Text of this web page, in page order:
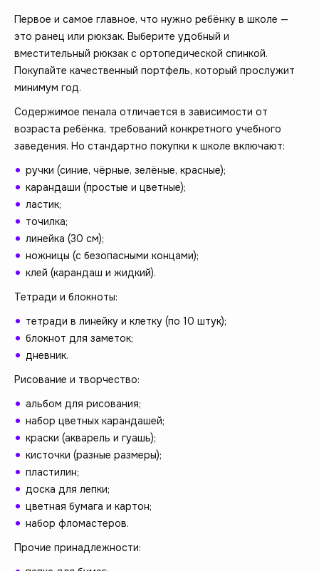
Первое и самое главное, что нужно ребёнку в школе —
это ранец или рюкзак. Выберите удобный и
вместительный рюкзак с ортопедической спинкой.
Покупайте качественный портфель, который прослужит
минимум год.
Содержимое пенала отличается в зависимости от
возраста ребёнка, требований конкретного учебного
заведения. Но стандартно покупки к школе включают:
ручки (синие, чёрные, зелёные, красные);
карандаши (простые и цветные);
ластик;
точилка;
линейка (30 см);
ножницы (с безопасными концами);
клей (карандаш и жидкий).
Тетради и блокноты:
тетради в линейку и клетку (по 10 штук);
блокнот для заметок;
дневник.
Рисование и творчество:
альбом для рисования;
набор цветных карандашей;
краски (акварель и гуашь);
кисточки (разные размеры);
пластилин;
доска для лепки;
цветная бумага и картон;
набор фломастеров.
Прочие принадлежности: